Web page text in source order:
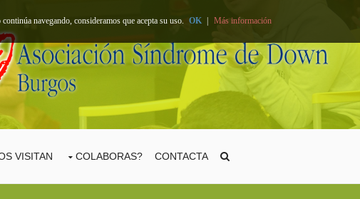
VISITAN COLABORAS? CONTACTA
navegando, consideramos que acepta su uso. OK Más información